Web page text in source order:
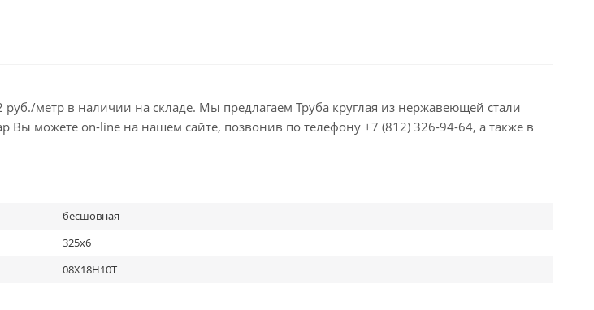
метр в наличии на складе. Мы предлагаем Труба круглая из нержавеющей стали
можете on-line на нашем сайте, позвонив по телефону +7 (812) 326-94-64, а также в
бесшовная
325х6
08Х18Н10Т